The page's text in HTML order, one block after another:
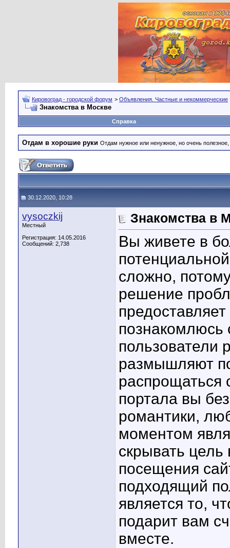
Кировоград - городской форум > Объявления. Частные и некоммерческие
Знакомства в Москве
Справка
Отдам в хорошие руки Отдам нужное или ненужное, но очень
30.12.2020, 10:28
vysoczkij
Местный
Регистрация: 14.05.2016
Сообщений: 2,738
Знакомства в
Вы живете в
сложно,
решение
познакомлюсь
пользователи
размышляют
распрощаться
портала вы
романтики,
моментом
скрывать
посещения
подходящий
является то,
подарит вам
вместе.